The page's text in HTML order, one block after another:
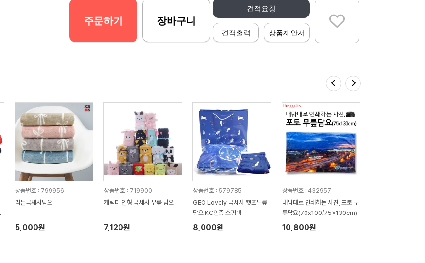
견적요청
견적출력 상품제안서
주문하기 장바구니
상품번호 : 799956
리본극세사담요
5,000원
상품번호 : 719900
캐릭터 인형 극세사 무릎 담요
7,120원
상품번호 : 579785
GEO Lovely 극세사 캣츠무릎
담요 KC인증 쇼핑백
8,000원
상품번호 : 432957
내맘대로 인쇄하는 사진, 포토 무
릎담요(70x100/75x130cm)
10,800원